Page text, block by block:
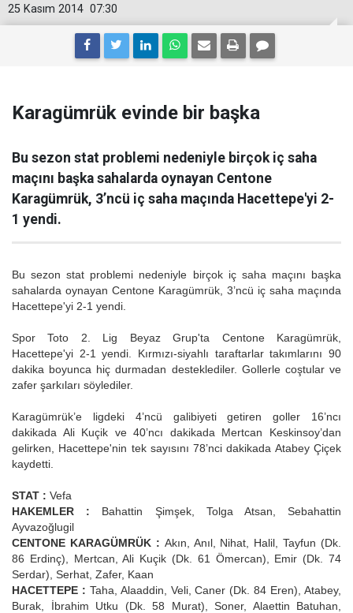
07:30
25 Kasım 2014
Karagümrük evinde bir başka
Bu sezon stat problemi nedeniyle birçok iç saha
maçını başka sahalarda oynayan Centone
Karagümrük, 3’ncü iç saha maçında Hacettepe'yi 2-
1 yendi.
Bu sezon stat problemi nedeniyle birçok iç saha maçını başka
sahalarda oynayan Centone Karagümrük, 3’ncü iç saha maçında
Hacettepe'yi 2-1 yendi.
Spor Toto 2. Lig Beyaz Grup'ta Centone Karagümrük,
Hacettepe'yi 2-1 yendi. Kırmızı-siyahlı taraftarlar takımlarını 90
dakika boyunca hiç durmadan desteklediler. Gollerle coştular ve
zafer şarkıları söylediler.
Karagümrük’e ligdeki 4’ncü galibiyeti getiren goller 16’ncı
dakikada Ali Kuçik ve 40’ncı dakikada Mertcan Keskinsoy’dan
gelirken, Hacettepe'nin tek sayısını 78’nci dakikada Atabey Çiçek
kaydetti.
STAT : Vefa
HAKEMLER :
Bahattin Şimşek, Tolga Atsan, Sebahattin
Ayvazoğlugil
CENTONE KARAGÜMRÜK : Akın, Anıl, Nihat, Halil, Tayfun (Dk.
86 Erdinç), Mertcan, Ali Kuçik (Dk. 61 Ömercan), Emir (Dk. 74
Serdar), Serhat, Zafer, Kaan
HACETTEPE : Taha, Alaaddin, Veli, Caner (Dk. 84 Eren), Atabey,
Burak, İbrahim Utku (Dk. 58 Murat), Soner, Alaettin Batuhan,